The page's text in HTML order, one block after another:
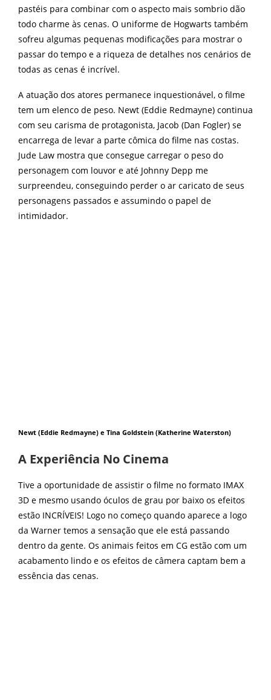
pastéis para combinar com o aspecto mais sombrio dão
todo charme às cenas. O uniforme de Hogwarts também
sofreu algumas pequenas modificações para mostrar o
passar do tempo e a riqueza de detalhes nos cenários de
todas as cenas é incrível.
A atuação dos atores permanece inquestionável, o filme
tem um elenco de peso. Newt (Eddie Redmayne) continua
com seu carisma de protagonista, Jacob (Dan Fogler) se
encarrega de levar a parte cômica do filme nas costas.
Jude Law mostra que consegue carregar o peso do
personagem com louvor e até Johnny Depp me
surpreendeu, conseguindo perder o ar caricato de seus
personagens passados e assumindo o papel de
intimidador.
Newt (Eddie Redmayne) e Tina Goldstein (Katherine Waterston)
A Experiência No Cinema
Tive a oportunidade de assistir o filme no formato IMAX
3D e mesmo usando óculos de grau por baixo os efeitos
estão INCRÍVEIS! Logo no começo quando aparece a logo
da Warner temos a sensação que ele está passando
dentro da gente. Os animais feitos em CG estão com um
acabamento lindo e os efeitos de câmera captam bem a
essência das cenas.